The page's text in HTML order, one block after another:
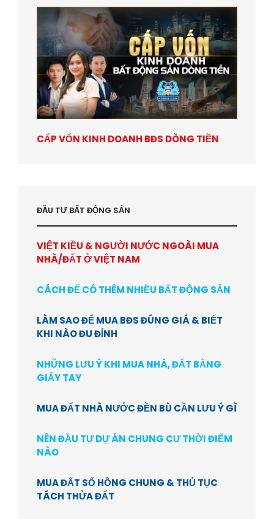
CẤP VỐN KINH DOANH BĐS DÒNG TIỀN
ĐẦU TƯ BẤT ĐỘNG SẢN
VIỆT KIỀU & NGƯỜI NƯỚC NGOÀI MUA
NHÀ/ĐẤT Ở VIỆT NAM
CÁCH ĐỂ CÓ THÊM NHIỀU BẤT ĐỘNG SẢN
LÀM SAO ĐỂ MUA BĐS ĐÚNG GIÁ & BIẾT
KHI NÀO ĐU ĐỈNH
NHỮNG LƯU Ý KHI MUA NHÀ, ĐẤT BẰNG
GIẤY TAY
MUA ĐẤT NHÀ NƯỚC ĐỀN BÙ CẦN LƯU Ý GÌ
NÊN ĐẦU TƯ DỰ ÁN CHUNG CƯ THỜI ĐIỂM
NÀO
MUA ĐẤT SỔ HỒNG CHUNG & THỦ TỤC
TÁCH THỬA ĐẤT